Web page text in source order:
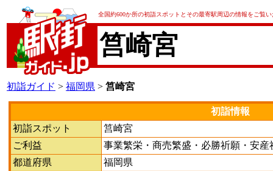
全国約600か所の初詣スポットとその最寄駅周辺の情報をご覧
筥崎宮
初詣ガイド > 福岡県 > 筥崎宮
初詣情報
初詣スポット
筥崎宮
ご利益
事業繁栄・商売繁盛・必勝祈願・安
都道府県
福岡県